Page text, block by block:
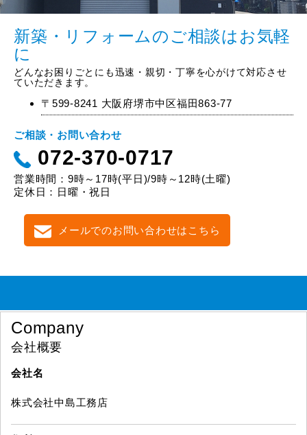
新築・リフォームのご相談はお気軽
に
どんなお困りごとにも迅速・親切・丁寧を心がけて対応させ
ていただきます。
〒599-8241 大阪府堺市中区福田863-77
ご相談・お問い合わせ
072-370-0717
営業時間：9時～17時(平日)/9時～12時(土曜)
定休日：日曜・祝日
メールでのお問い合わせはこちら
Company
会社概要
会社名
株式会社中島工務店